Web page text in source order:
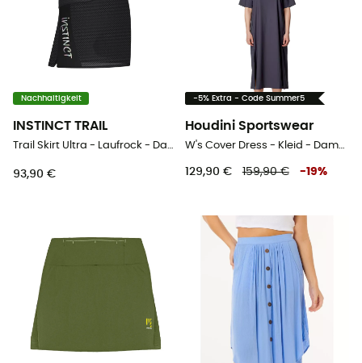
Nachhaltigkeit
INSTINCT TRAIL
Trail Skirt Ultra - Laufrock - Damen
93,90 €
-5% Extra - Code Summer5
Houdini Sportswear
W's Cover Dress - Kleid - Damen
129,90 € 159,90 € -19%